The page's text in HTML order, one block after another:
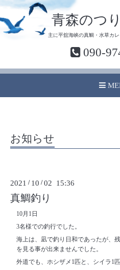
青森のつ
主に平舘海峡の真鯛・水草カ
090-
お知らせ
2021 / 10 /02 15:36
真鯛釣り
10月1日
3名様での釣行でした。
海上は、凪で釣り日和であったが、
を見る事が出来ませんでした。
外道でも、ホシザメ1匹と、シイラ1